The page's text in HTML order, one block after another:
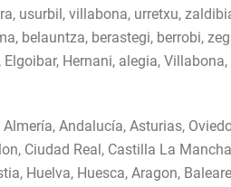
usurbil, villabona, urretxu,
belauntza, berastegi, berrobi,
Hernani, alegia,
Andalucía, Asturias,
Ciudad Real, Castilla La
Huelva, Huesca, Aragon,